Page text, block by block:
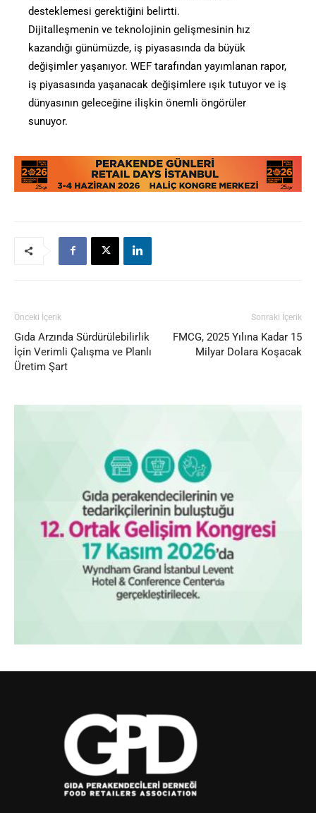
desteklemesi gerektiğini belirtti.
Dijitalleşmenin ve teknolojinin gelişmesinin hız
kazandığı günümüzde, iş piyasasında da büyük
değişimler yaşanıyor. WEF tarafından yayımlanan rapor,
iş piyasasında yaşanacak değişimlere ışık tutuyor ve iş
dünyasının geleceğine ilişkin önemli öngörüler
sunuyor.
Önceki İçerik
Gıda Arzında Sürdürülebilirlik
İçin Verimli Çalışma ve Planlı
Üretim Şart
Sonraki İçerik
FMCG, 2025 Yılına Kadar 15
Milyar Dolara Koşacak